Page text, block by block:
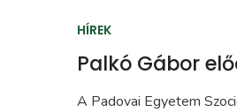
HÍREK
Palkó Gábor
A Padovai Egyetem